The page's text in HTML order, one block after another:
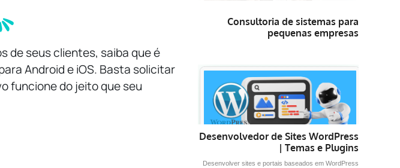
ou
diminuir
o
de seus clientes, saiba que é
Android e iOS. Basta solicitar
funcione do jeito que seu
Consultoria de sistemas para
pequenas empresas
Desenvolvedor de Sites WordPress
| Temas e Plugins
Desenvolver sites e portais baseados em WordPress